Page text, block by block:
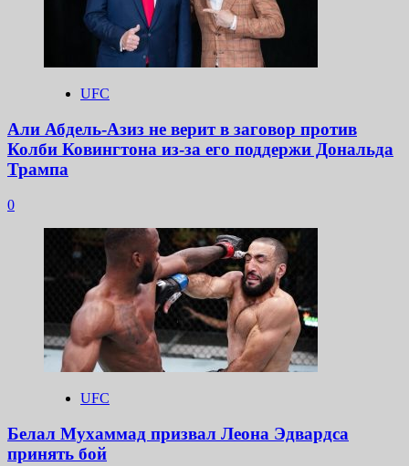
UFC
Али Абдель-Азиз не верит в заговор против
Колби Ковингтона из-за его поддержи Дональда
Трампа
0
UFC
Белал Мухаммад призвал Леона Эдвардса
принять бой